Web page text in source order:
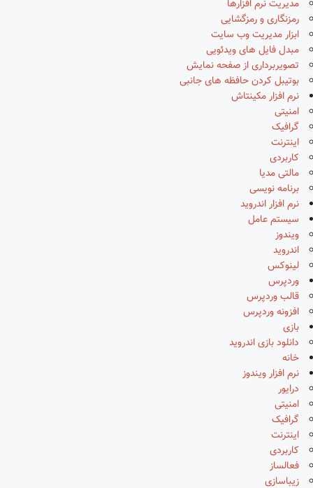
مدیریت نرم افزارها
رمزنگاری و رمزگشایی
ابزار مدیریت وب سایت
مبدل فایل های ویدئویی
تصویربرداری از صفحه نمایش
بوتیبل کردن حافظه های جانبی
نرم افزار مکینتاش
امنیتی
گرافیک
اینترنت
کاربردی
مالتی مدیا
برنامه نویسی
نرم افزار اندروید
سیستم عامل
ویندوز
اندروید
لینوکس
وردپرس
قالب وردپرس
افزونه وردپرس
بازی
دانلود بازی اندروید
خانه
نرم افزار ویندوز
درایور
امنیتی
گرافیک
اینترنت
کاربردی
فعالساز
زیباسازی